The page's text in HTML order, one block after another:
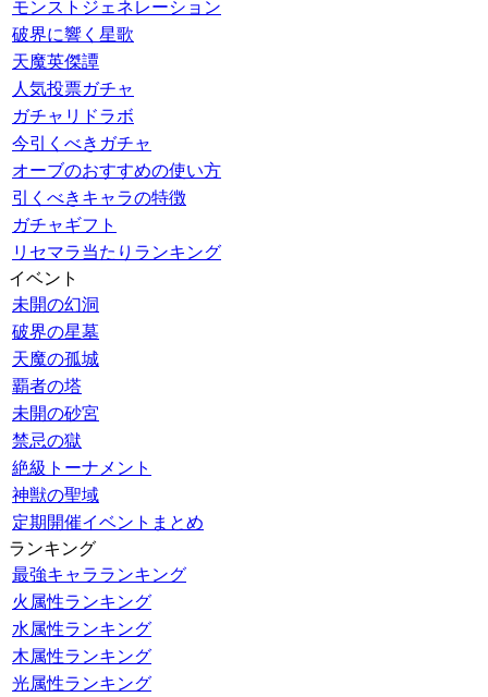
モンストジェネレーション
破界に響く星歌
天魔英傑譚
人気投票ガチャ
ガチャリドラボ
今引くべきガチャ
オーブのおすすめの使い方
引くべきキャラの特徴
ガチャギフト
リセマラ当たりランキング
イベント
未開の幻洞
破界の星墓
天魔の孤城
覇者の塔
未開の砂宮
禁忌の獄
絶級トーナメント
神獣の聖域
定期開催イベントまとめ
ランキング
最強キャラランキング
火属性ランキング
水属性ランキング
木属性ランキング
光属性ランキング